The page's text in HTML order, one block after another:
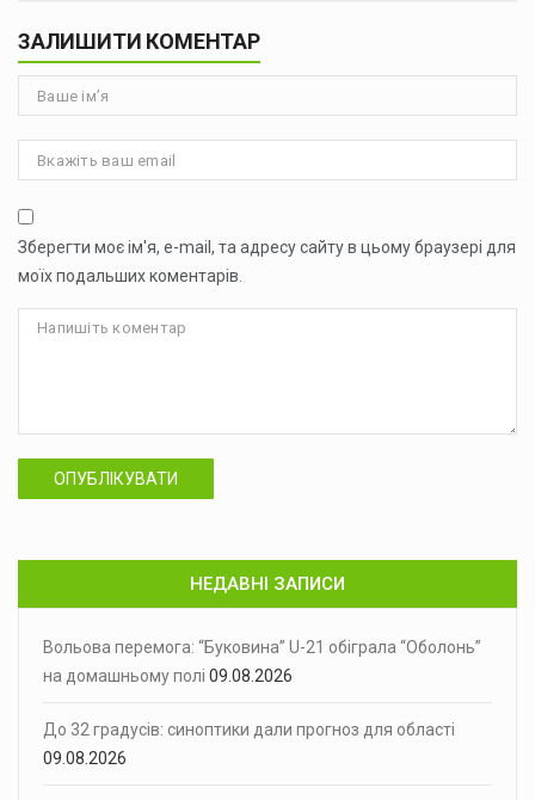
ЗАЛИШИТИ КОМЕНТАР
Зберегти моє ім'я, e-mail, та адресу сайту в цьому браузері для
моїх подальших коментарів.
ОПУБЛІКУВАТИ
НЕДАВНІ ЗАПИСИ
Вольова перемога: “Буковина” U-21 обіграла “Оболонь”
на домашньому полі 09.08.2026
До 32 градусів: синоптики дали прогноз для області
09.08.2026